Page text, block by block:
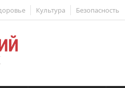
Культура Безопасность